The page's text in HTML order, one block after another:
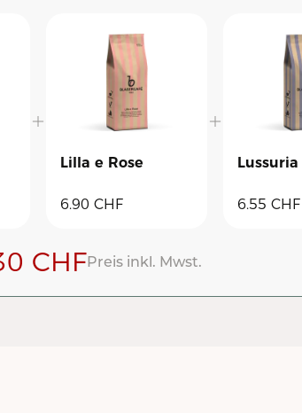
Lilla e Rose
6.90 CHF
Lussuria
6.55 CHF
CHFPreis inkl. Mwst.